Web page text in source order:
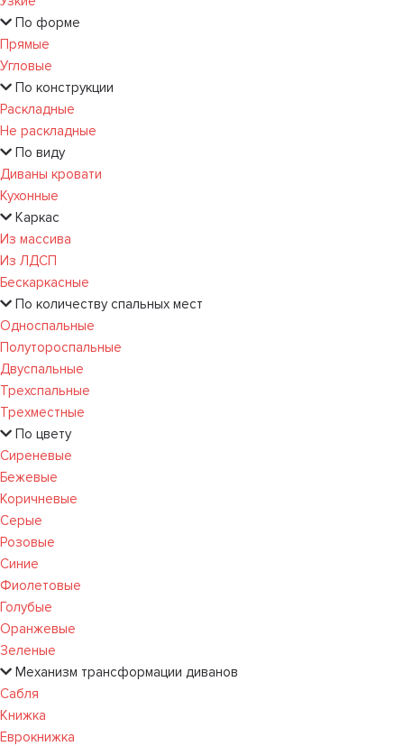
По форме
Прямые
Угловые
По конструкции
Раскладные
Не раскладные
По виду
Диваны кровати
Кухонные
Каркас
Из массива
Из ЛДСП
Бескаркасные
По количеству спальных мест
Односпальные
Полутороспальные
Двуспальные
Трехспальные
Трехместные
По цвету
Сиреневые
Бежевые
Коричневые
Серые
Розовые
Синие
Фиолетовые
Голубые
Оранжевые
Зеленые
Механизм трансформации диванов
Сабля
Книжка
Еврокнижка